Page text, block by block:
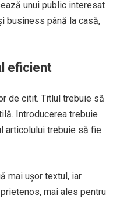
unui public interesat
business până la casă,
eficient
de citit. Titlul trebuie să
Introducerea trebuie
articolului trebuie să fie
mai ușor textul, iar
mai ales pentru